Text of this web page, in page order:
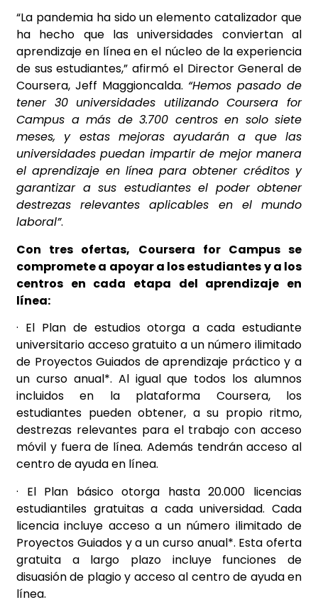
“La pandemia ha sido un elemento catalizador que
ha hecho que las universidades conviertan al
aprendizaje en línea en el núcleo de la experiencia
de sus estudiantes,” afirmó el Director General de
Coursera, Jeff Maggioncalda. “Hemos pasado de
tener 30 universidades utilizando Coursera for
Campus a más de 3.700 centros en solo siete
meses, y estas mejoras ayudarán a que las
universidades puedan impartir de mejor manera
el aprendizaje en línea para obtener créditos y
garantizar a sus estudiantes el poder obtener
destrezas relevantes aplicables en el mundo
laboral”.
Con tres ofertas, Coursera for Campus se
compromete a apoyar a los estudiantes y a los
centros en cada etapa del aprendizaje en
línea:
· El Plan de estudios otorga a cada estudiante
universitario acceso gratuito a un número ilimitado
de Proyectos Guiados de aprendizaje práctico y a
un curso anual*. Al igual que todos los alumnos
incluidos en la plataforma Coursera, los
estudiantes pueden obtener, a su propio ritmo,
destrezas relevantes para el trabajo con acceso
móvil y fuera de línea. Además tendrán acceso al
centro de ayuda en línea.
· El Plan básico otorga hasta 20.000 licencias
estudiantiles gratuitas a cada universidad. Cada
licencia incluye acceso a un número ilimitado de
Proyectos Guiados y a un curso anual*. Esta oferta
gratuita a largo plazo incluye funciones de
disuasión de plagio y acceso al centro de ayuda en
línea.